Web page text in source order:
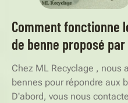
Comment fonctionne
de benne proposé par
Chez ML Recyclage , nous
bennes pour répondre aux
D'abord, vous nous